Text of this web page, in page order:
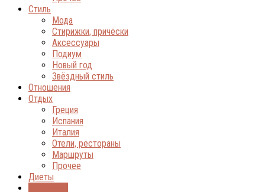
Стиль
Мода
Стирижки, причёски
Аксессуары
Подиум
Новый год
Звёздный стиль
Отношения
Отдых
Греция
Испания
Италия
Отели, рестораны
Маршруты
Прочее
Диеты